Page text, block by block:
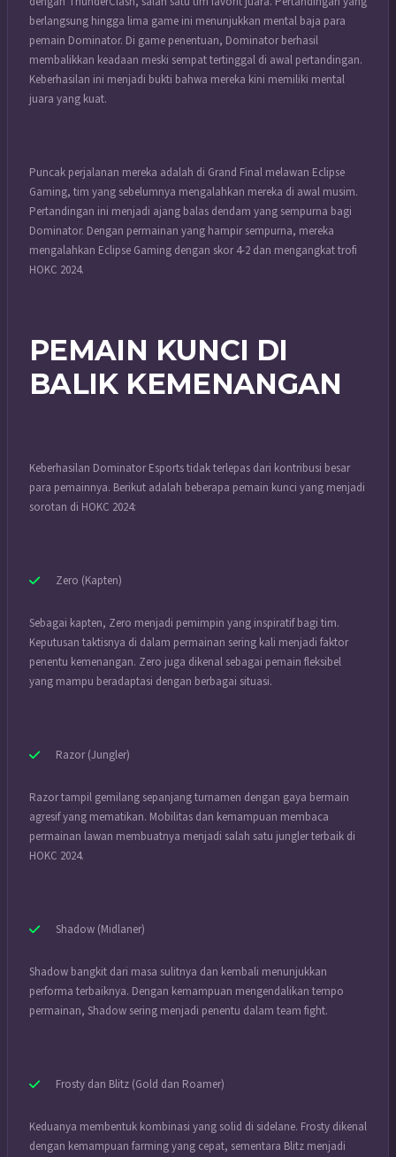
berlangsung hingga lima game ini menunjukkan mental baja para
pemain Dominator. Di game penentuan, Dominator berhasil
membalikkan keadaan meski sempat tertinggal di awal pertandingan.
Keberhasilan ini menjadi bukti bahwa mereka kini memiliki mental
juara yang kuat.
Puncak perjalanan mereka adalah di Grand Final melawan Eclipse
Gaming, tim yang sebelumnya mengalahkan mereka di awal musim.
Pertandingan ini menjadi ajang balas dendam yang sempurna bagi
Dominator. Dengan permainan yang hampir sempurna, mereka
mengalahkan Eclipse Gaming dengan skor 4-2 dan mengangkat trofi
HOKC 2024.
PEMAIN KUNCI DI
BALIK KEMENANGAN
Keberhasilan Dominator Esports tidak terlepas dari kontribusi besar
para pemainnya. Berikut adalah beberapa pemain kunci yang menjadi
sorotan di HOKC 2024:
Zero (Kapten)
Sebagai kapten, Zero menjadi pemimpin yang inspiratif bagi tim.
Keputusan taktisnya di dalam permainan sering kali menjadi faktor
penentu kemenangan. Zero juga dikenal sebagai pemain fleksibel
yang mampu beradaptasi dengan berbagai situasi.
Razor (Jungler)
Razor tampil gemilang sepanjang turnamen dengan gaya bermain
agresif yang mematikan. Mobilitas dan kemampuan membaca
permainan lawan membuatnya menjadi salah satu jungler terbaik di
HOKC 2024.
Shadow (Midlaner)
Shadow bangkit dari masa sulitnya dan kembali menunjukkan
performa terbaiknya. Dengan kemampuan mengendalikan tempo
permainan, Shadow sering menjadi penentu dalam team fight.
Frosty dan Blitz (Gold dan Roamer)
Keduanya membentuk kombinasi yang solid di sidelane. Frosty dikenal
dengan kemampuan farming yang cepat, sementara Blitz menjadi